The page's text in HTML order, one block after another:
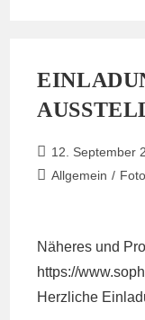
Beitrag
veröffentlicht:
12. September
Beitrags-
Allgemein /
Näheres und
https://
Herzliche